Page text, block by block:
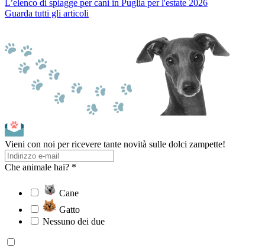
L’elenco di spiagge per cani in Puglia per l'estate 2026
Guarda tutti gli articoli
Vieni con noi per ricevere tante novità sulle dolci zampette!
Che animale hai? *
Cane
Gatto
Nessuno dei due